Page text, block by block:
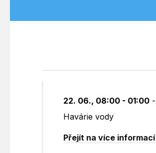
22. 06., 08:00 - 01:00 -
Havárie vody
Přejít na více informací